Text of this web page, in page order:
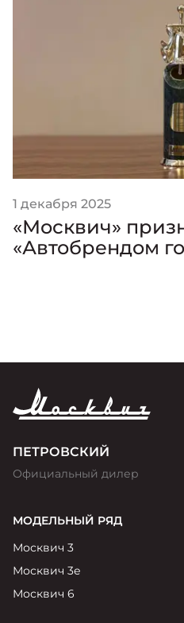
1 декабря 2025
«Москвич»
«Автобрендом
ПЕТРОВСКИЙ
Официальный дилер
МОДЕЛЬНЫЙ РЯД
Москвич 3
Москвич 3е
Москвич 6